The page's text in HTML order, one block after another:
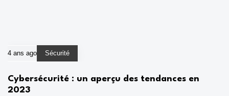
4 ans ago Sécurité
Cybersécurité : un aperçu des tendances en
2023